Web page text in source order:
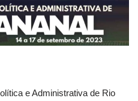
e Administrativa de Rio